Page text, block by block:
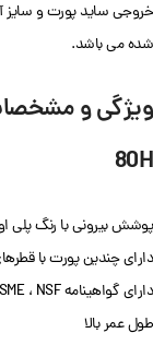
شده می باشد.
80H
پوشش بیرونی با رنگ پلی
دارای چندین پورت با قطرهای 1.5، 2.0، 2.5 و 3.0 اینچ برای اتصال پرشروسل ها
دارای گواهینامه ASME ، NSF و CE
طول عمر بالا